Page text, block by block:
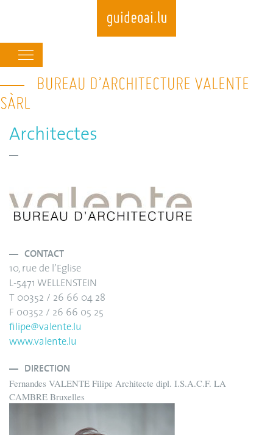
Skip
to
navigation
BUREAU D’ARCHITECTURE VALENTE
SÀRL
Architectes
CONTACT
10, rue de l’Eglise
L-5471 WELLENSTEIN
T 00352 / 26 66 04 28
F 00352 / 26 66 05 25
filipe@valente.lu
www.valente.lu
DIRECTION
Fernandes VALENTE Filipe Architecte dipl. I.S.A.C.F. LA
CAMBRE Bruxelles